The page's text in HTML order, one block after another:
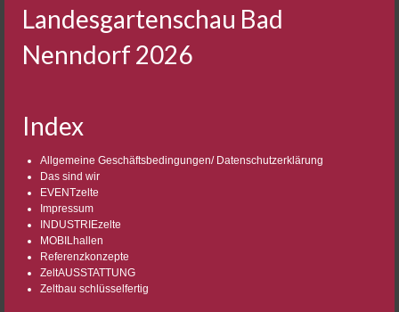
Landesgartenschau Bad
Nenndorf 2026
Index
Allgemeine Geschäftsbedingungen/ Datenschutzerklärung
Das sind wir
EVENTzelte
Impressum
INDUSTRIEzelte
MOBILhallen
Referenzkonzepte
ZeltAUSSTATTUNG
Zeltbau schlüsselfertig